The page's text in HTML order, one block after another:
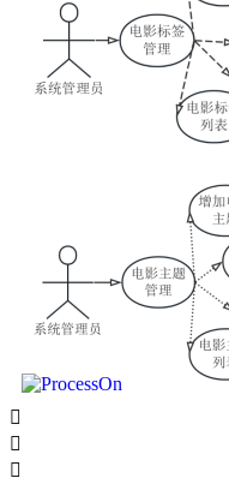


